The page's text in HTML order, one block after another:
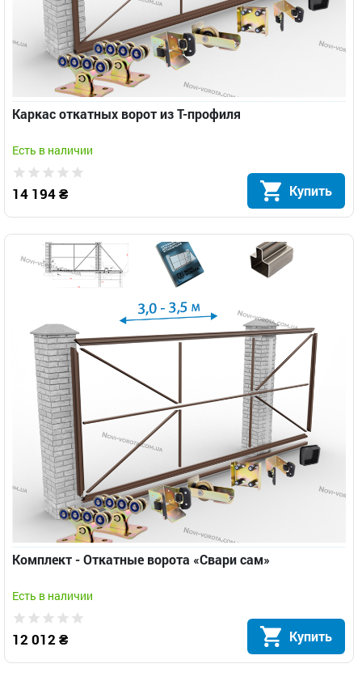
Каркас откатных ворот из Т-профиля
Есть в наличии
14 194 ₴ Купить
Комплект - Откатные ворота «Свари сам»
Есть в наличии
12 012 ₴ Купить